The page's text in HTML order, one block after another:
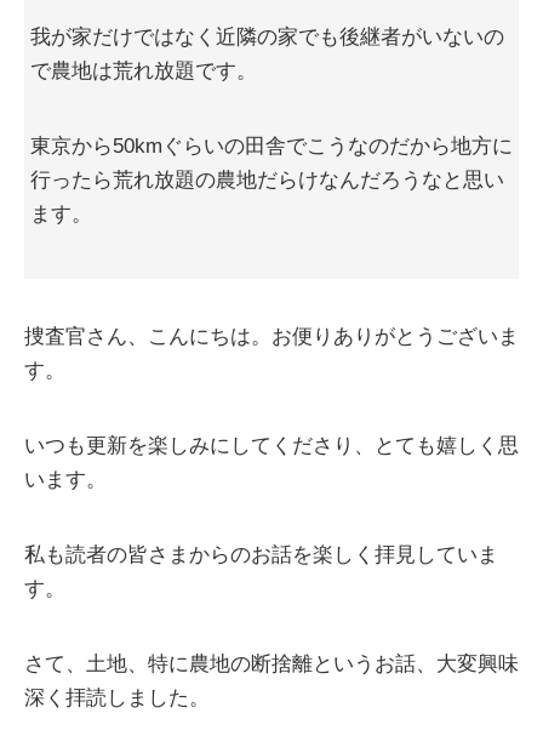
我が家だけではなく近隣の家でも後継者がいないの
で農地は荒れ放題です。
東京から50kmぐらいの田舎でこうなのだから地方に
行ったら荒れ放題の農地だらけなんだろうなと思い
ます。
捜査官さん、こんにちは。お便りありがとうございま
す。
いつも更新を楽しみにしてくださり、とても嬉しく思
います。
私も読者の皆さまからのお話を楽しく拝見していま
す。
さて、土地、特に農地の断捨離というお話、大変興味
深く拝読しました。